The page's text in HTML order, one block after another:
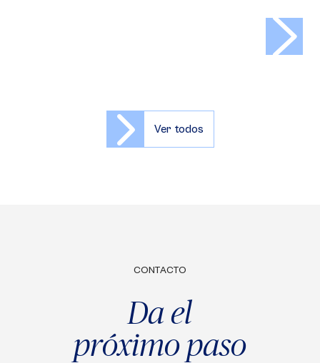
Ver todos
CONTACTO
Da el
próximo paso